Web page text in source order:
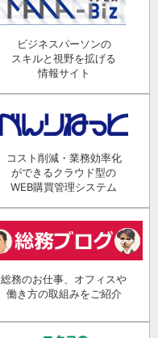
ビジネスパーソンの
スキルと視野を拡げる
情報サイト
コスト削減・業務効率化
ができるクラウド型の
WEB購買管理システム
総務のお仕事、オフィスや
働き方の取組みをご紹介